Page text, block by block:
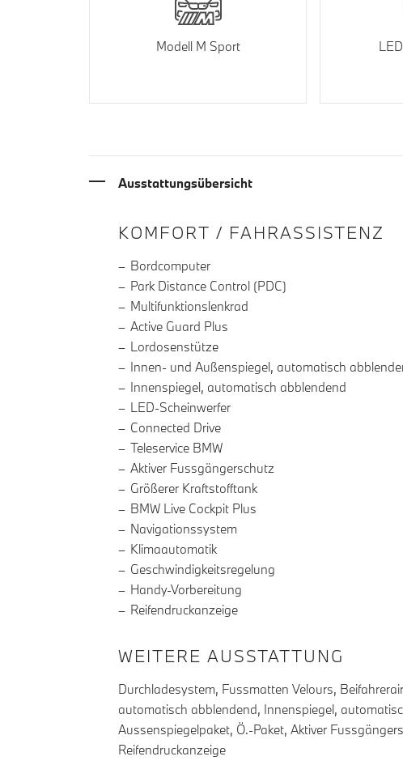
Modell M Sport
Ausstattungsübersicht
INFORMATIONEN ÜBER
KOMFORT / FAHRASSISTENZ
Bordcomputer
Park Distance Control (PDC)
Multifunktionslenkrad
Active Guard Plus
Lordosenstütze
Innen- und Außenspiegel, automatisch
Innenspiegel, automatisch abblendend
LED-Scheinwerfer
Connected Drive
Teleservice BMW
Aktiver Fussgängerschutz
Größerer Kraftstofftank
BMW Live Cockpit Plus
Navigationssystem
Klimaautomatik
Geschwindigkeitsregelung
Handy-Vorbereitung
Reifendruckanzeige
WEITERE AUSSTATTUNG
Durchladesystem, Fussmatten Velours,
automatisch abblendend, Innenspiegel,
Aussenspiegelpaket, Ö.-Paket, Aktiver
Reifendruckanzeige